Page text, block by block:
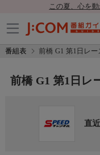
この夏、心を
番組表 前橋 G1 第1日レー
前橋 G1 第1日レ
直